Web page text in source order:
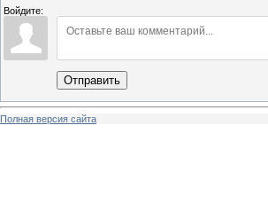
Войдите:
Отправить
Полная версия сайта